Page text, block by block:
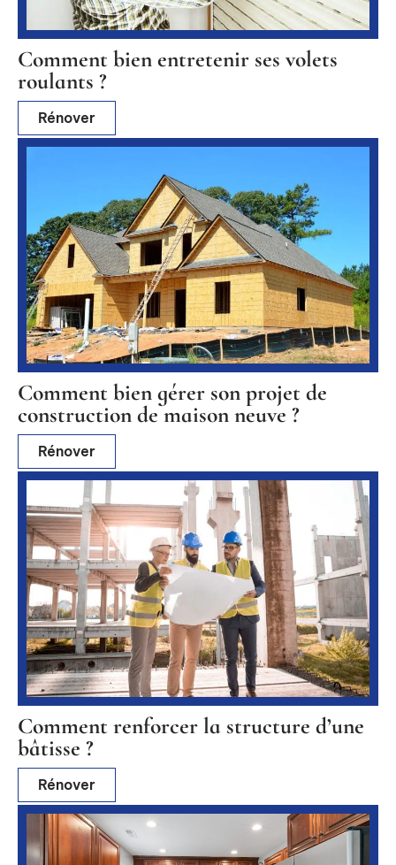
Comment bien entretenir ses volets
roulants ?
Rénover
Comment bien gérer son projet de
construction de maison neuve ?
Rénover
Comment renforcer la structure d’une
bâtisse ?
Rénover